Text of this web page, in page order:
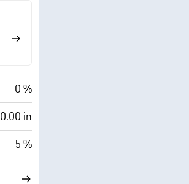
0 %
0.00 in
5 %